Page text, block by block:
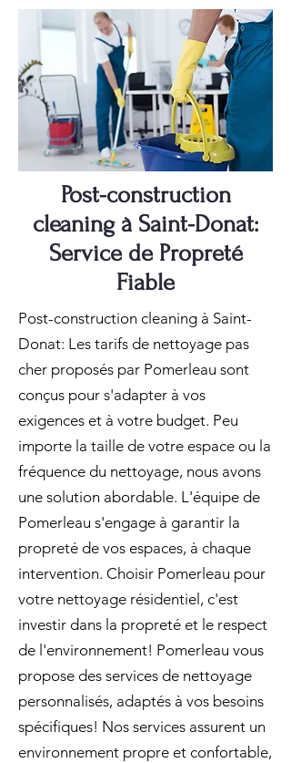
Post-construction
cleaning à Saint-Donat:
Service de Propreté
Fiable
Post-construction cleaning à Saint-
Donat: Les tarifs de nettoyage pas
cher proposés par Pomerleau sont
conçus pour s'adapter à vos
exigences et à votre budget. Peu
importe la taille de votre espace ou la
fréquence du nettoyage, nous avons
une solution abordable. L'équipe de
Pomerleau s'engage à garantir la
propreté de vos espaces, à chaque
intervention. Choisir Pomerleau pour
votre nettoyage résidentiel, c'est
investir dans la propreté et le respect
de l'environnement! Pomerleau vous
propose des services de nettoyage
personnalisés, adaptés à vos besoins
spécifiques! Nos services assurent un
environnement propre et confortable,